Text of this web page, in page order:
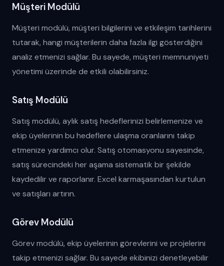
Müşteri Modülü
Müşteri modülü, müşteri bilgilerini ve etkileşim tarihlerini
tutarak, hangi müşterilerin daha fazla ilgi gösterdiğini
analiz etmenizi sağlar. Bu sayede, müşteri memnuniyeti
yönetimi üzerinde de etkili olabilirsiniz.
Satış Modülü
Satış modülü, aylık satış hedeflerinizi belirlemenize ve
ekip üyelerinin bu hedeflere ulaşma oranlarını takip
etmenize yardımcı olur. Satış otomasyonu sayesinde,
satış sürecindeki her aşama sistematik bir şekilde
kaydedilir ve raporlanır. Excel karmaşasından kurtulun
ve satışları artırın.
Görev Modülü
Görev modülü, ekip üyelerinin görevlerini ve projelerini
takip etmenizi sağlar. Bu sayede ekibinizi denetleyebilir